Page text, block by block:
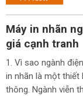
Máy in nhãn
giá cạnh tranh
1. Vì sao ngành
in nhãn là một thiết
thông. Ngành viễn